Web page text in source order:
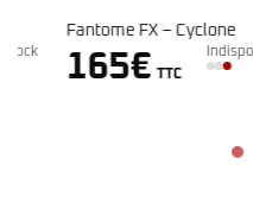
Fantome FX – Cyclone
165€ TTC
Indisponible